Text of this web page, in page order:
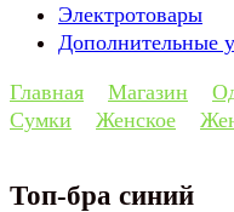
Электротовары
Дополнительные
Главная Магазин
Сумки
Женское
Топ-бра синий